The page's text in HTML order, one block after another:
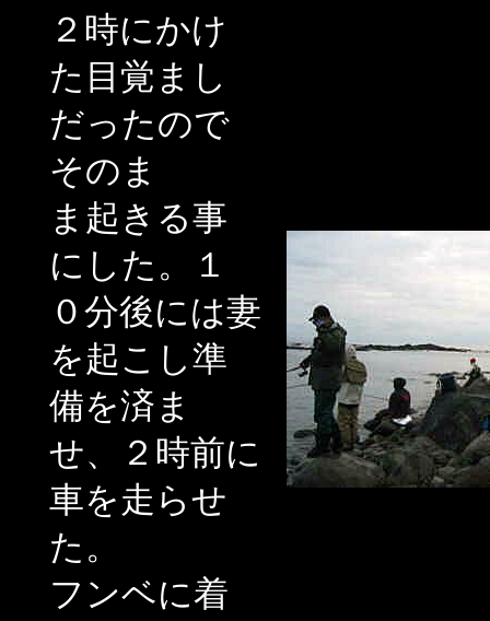
２時にかけ
た目覚まし
だったので
そのま
ま起きる事
にした。１
０分後には妻
を起こし準
備を済ま
せ、２時前に
車を走らせ
た。
フンベに着